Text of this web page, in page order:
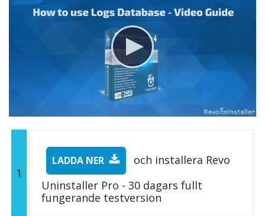
1
LADDA NER
och installera Revo
Uninstaller Pro - 30 dagars fullt
fungerande testversion